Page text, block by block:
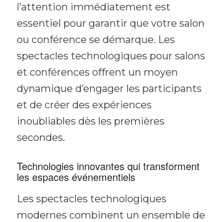
l’attention immédiatement est
essentiel pour garantir que votre salon
ou conférence se démarque. Les
spectacles technologiques pour salons
et conférences offrent un moyen
dynamique d’engager les participants
et de créer des expériences
inoubliables dès les premières
secondes.
Technologies innovantes qui transforment
les espaces événementiels
Les spectacles technologiques
modernes combinent un ensemble de